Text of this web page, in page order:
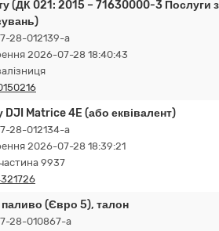
(ДК 021: 2015 – 71630000-3 Послуги з
28-012139-a
2026-07-28 18:40:43
DJI Matrice 4E (або еквівалент)
28-012134-a
2026-07-28 18:39:21
9937
(Євро 5), талон
28-010867-a